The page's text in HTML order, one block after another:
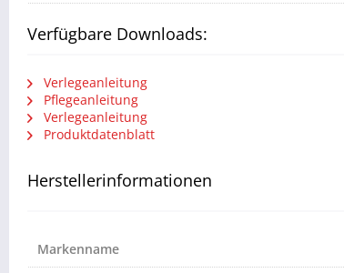
Verfügbare Downloads:
Verlegeanleitung
Pflegeanleitung
Verlegeanleitung
Produktdatenblatt
Herstellerinformationen
Markenname